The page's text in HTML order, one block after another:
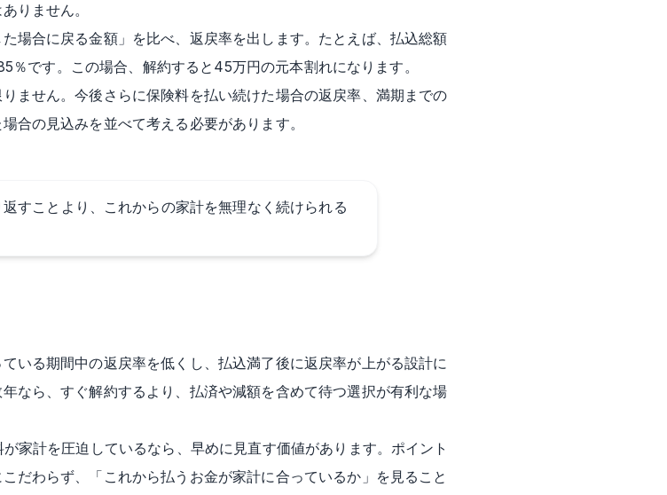
りません。
場合に戻る金額」を比べ、返戻率を出します。たとえば、払込総額
です。この場合、解約すると45万円の元本割れになります。
ません。今後さらに保険料を払い続けた場合の返戻率、満期までの
合の見込みを並べて考える必要があります。
すことより、これからの家計を無理なく続けられる
いる期間中の返戻率を低くし、払込満了後に返戻率が上がる設計に
なら、すぐ解約するより、払済や減額を含めて待つ選択が有利な場
家計を圧迫しているなら、早めに見直す価値があります。ポイント
だわらず、「これから払うお金が家計に合っているか」を見ること